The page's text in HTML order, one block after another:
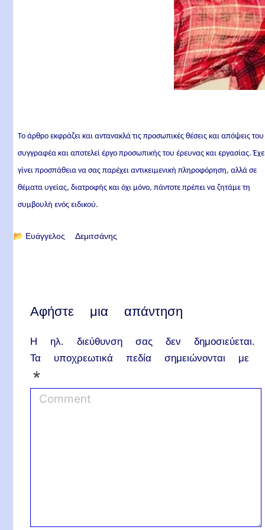
Το άρθρο εκφράζει και αντανακλά τις προσωπικές θέσεις και απόψεις του
συγγραφέα και αποτελεί έργο προσωπικής του έρευνας και εργασίας.
γίνει προσπάθεια να σας παρέχει αντικειμενική πληροφόρηση, αλλά σε
θέματα υγείας, διατροφής και όχι μόνο, πάντοτε πρέπει να ζητάμε τη
συμβουλή ενός ειδικού.
📂 Ευάγγελος Δεμιτσάνης
Αφήστε μια απάντηση
Η ηλ. διεύθυνση σας δεν δημοσιεύεται.
Τα υποχρεωτικά πεδία σημειώνονται με
*